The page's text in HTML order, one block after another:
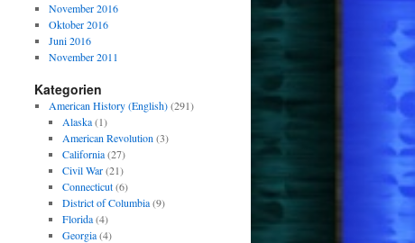
November 2016
Oktober 2016
Juni 2016
November 2011
Kategorien
American History (English)(291)
Alaska(1)
American Revolution (3)
California(27)
Civil War(21)
Connecticut(6)
District of Columbia(9)
Florida(4)
Georgia(4)